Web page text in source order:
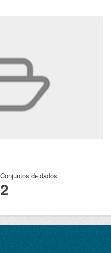
Conjuntos de dados
2